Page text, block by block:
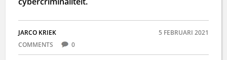
JARCO KRIEK
5 FEBRUARI 2021
COMMENTS
0